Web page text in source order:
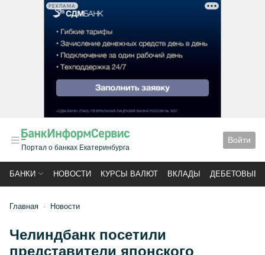
РЕКЛАМА
Портал о банках Екатеринбурга
Войти
БАНКИ НОВОСТИ КУРСЫ ВАЛЮТ ВКЛАДЫ ДЕБЕТОВЫЕ
Главная Новости
Челиндбанк посетили
представители японского